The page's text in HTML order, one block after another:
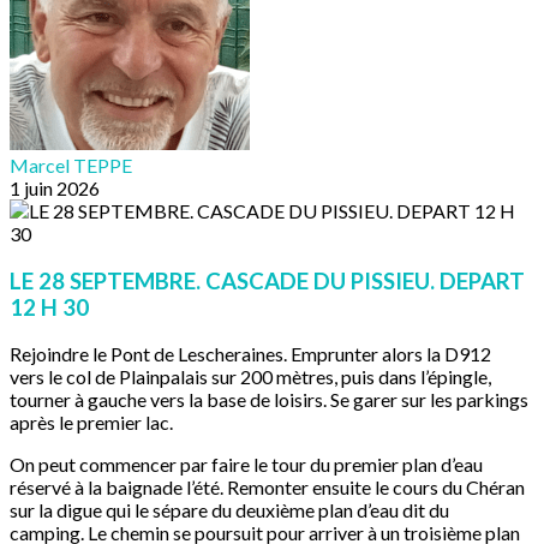
Marcel TEPPE
1 juin 2026
LE 28 SEPTEMBRE. CASCADE DU PISSIEU. DEPART
12 H 30
Rejoindre le Pont de Lescheraines. Emprunter alors la D912
vers le col de Plainpalais sur 200 mètres, puis dans l’épingle,
tourner à gauche vers la base de loisirs. Se garer sur les parkings
après le premier lac.
On peut commencer par faire le tour du premier plan d’eau
réservé à la baignade l’été. Remonter ensuite le cours du Chéran
sur la digue qui le sépare du deuxième plan d’eau dit du
camping. Le chemin se poursuit pour arriver à un troisième plan